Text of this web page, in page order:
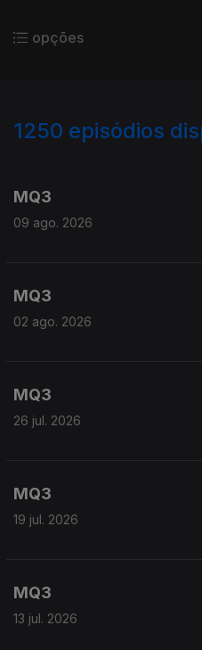
opções
1250 episódios
MQ3
09 ago. 2026
MQ3
02 ago. 2026
MQ3
26 jul. 2026
MQ3
19 jul. 2026
MQ3
13 jul. 2026